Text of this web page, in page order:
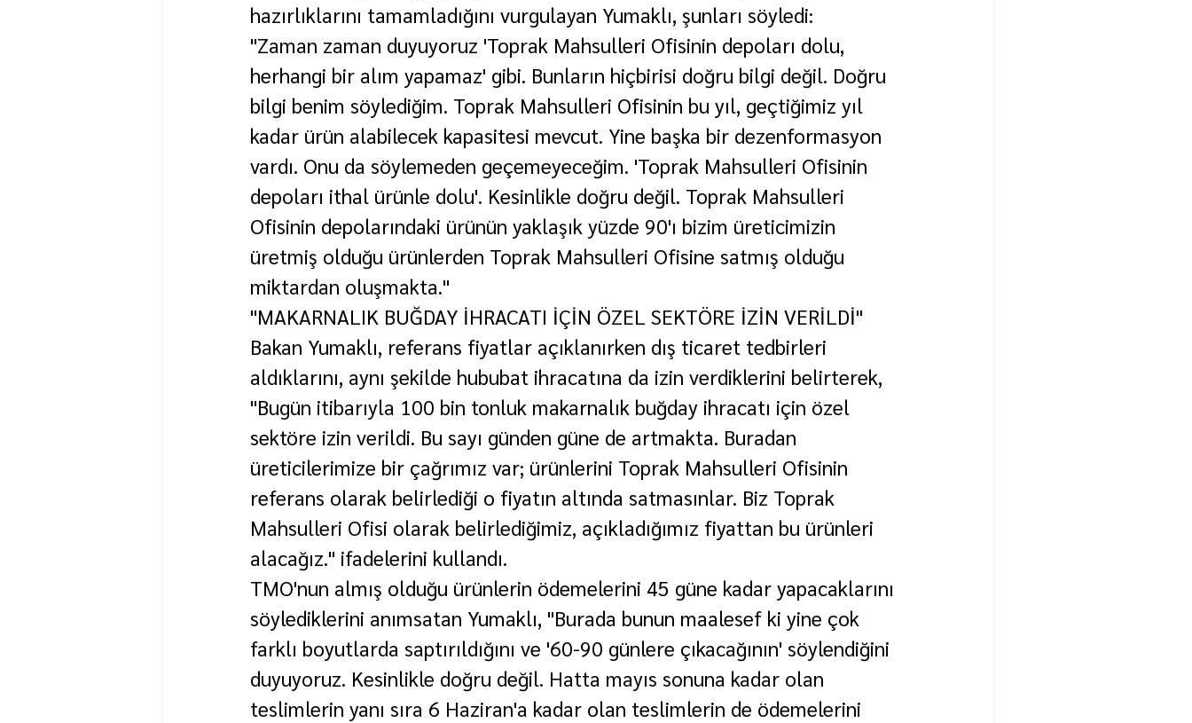
hazırlıklarını tamamladığını vurgulayan Yumaklı, şunları söyledi:
"Zaman zaman duyuyoruz 'Toprak Mahsulleri Ofisinin depoları dolu,
herhangi bir alım yapamaz' gibi. Bunların hiçbirisi doğru bilgi değil. Doğru
bilgi benim söylediğim. Toprak Mahsulleri Ofisinin bu yıl, geçtiğimiz yıl
kadar ürün alabilecek kapasitesi mevcut. Yine başka bir dezenformasyon
vardı. Onu da söylemeden geçemeyeceğim. 'Toprak Mahsulleri Ofisinin
depoları ithal ürünle dolu'. Kesinlikle doğru değil. Toprak Mahsulleri
Ofisinin depolarındaki ürünün yaklaşık yüzde 90'ı bizim üreticimizin
üretmiş olduğu ürünlerden Toprak Mahsulleri Ofisine satmış olduğu
miktardan oluşmakta."
"MAKARNALIK BUĞDAY İHRACATI İÇİN ÖZEL SEKTÖRE İZİN VERİLDİ"
Bakan Yumaklı, referans fiyatlar açıklanırken dış ticaret tedbirleri
aldıklarını, aynı şekilde hububat ihracatına da izin verdiklerini belirterek,
"Bugün itibarıyla 100 bin tonluk makarnalık buğday ihracatı için özel
sektöre izin verildi. Bu sayı günden güne de artmakta. Buradan
üreticilerimize bir çağrımız var; ürünlerini Toprak Mahsulleri Ofisinin
referans olarak belirlediği o fiyatın altında satmasınlar. Biz Toprak
Mahsulleri Ofisi olarak belirlediğimiz, açıkladığımız fiyattan bu ürünleri
alacağız." ifadelerini kullandı.
TMO'nun almış olduğu ürünlerin ödemelerini 45 güne kadar yapacaklarını
söylediklerini anımsatan Yumaklı, "Burada bunun maalesef ki yine çok
farklı boyutlarda saptırıldığını ve '60-90 günlere çıkacağının' söylendiğini
duyuyoruz. Kesinlikle doğru değil. Hatta mayıs sonuna kadar olan
teslimlerin yanı sıra 6 Haziran'a kadar olan teslimlerin de ödemelerini